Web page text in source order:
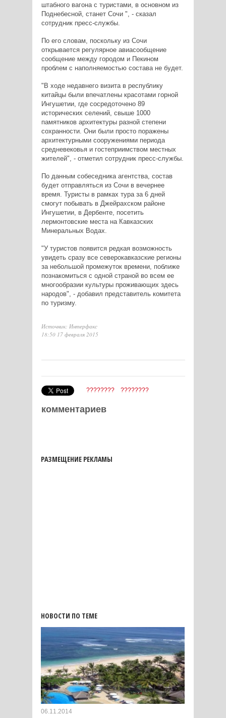
штабного вагона с туристами, в основном из
Поднебесной, станет Сочи ", - сказал
сотрудник пресс-службы.
По его словам, поскольку из Сочи
открывается регулярное авиасообщение
сообщение между городом и Пекином
проблем с наполняемостью состава не будет.
"В ходе недавнего визита в республику
китайцы были впечатлены красотами горной
Ингушетии, где сосредоточено 89
исторических селений, свыше 1000
памятников архитектуры разной степени
сохранности. Они были просто поражены
архитектурными сооружениями периода
средневековья и гостеприимством местных
жителей", - отметил сотрудник пресс-службы.
По данным собеседника агентства, состав
будет отправляться из Сочи в вечернее
время. Туристы в рамках тура за 6 дней
смогут побывать в Джейрахском районе
Ингушетии, в Дербенте, посетить
лермонтовские места на Кавказских
Минеральных Водах.
"У туристов появится редкая возможность
увидеть сразу все северокавказские регионы
за небольшой промежуток времени, поближе
познакомиться с одной страной во всем ее
многообразии культуры проживающих здесь
народов", - добавил представитель комитета
по туризму.
Источник: Интерфакс
18:50 17 февраля 2015
???????? ????????
комментариев
РАЗМЕЩЕНИЕ РЕКЛАМЫ
НОВОСТИ ПО ТЕМЕ
06.11.2014